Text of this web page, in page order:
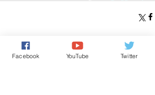
تعليقات
Facebook YouTube Twitter